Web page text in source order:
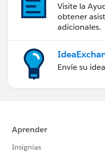
Visite la
obtener
adicionales.
Envíe su